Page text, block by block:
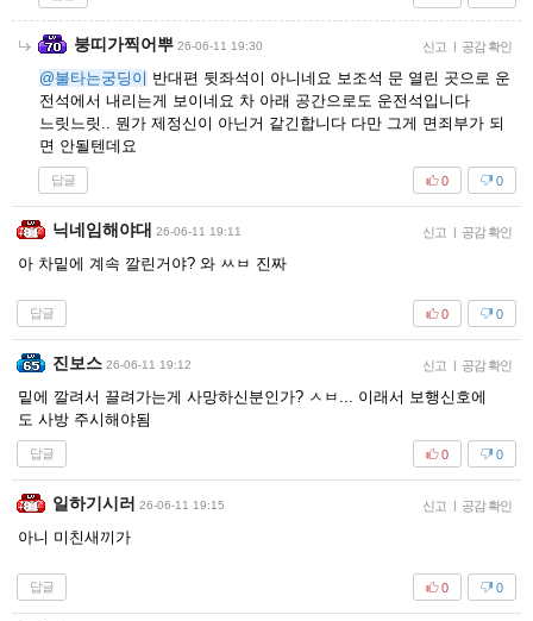
붕띠가찍어뿌 26-06-11 19:30 신고 | 공감 확인
@불타는궁딩이 반대편 뒷좌석이 아니네요 보조석 문 열린 곳으로 운
전석에서 내리는게 보이네요 차 아래 공간으로도 운전석입니다
느릿느릿.. 뭔가 제정신이 아닌거 같긴합니다 다만 그게 면죄부가 되
면 안될텐데요
답글 0
0
닉네임해야대 26-06-11 19:11 신고 | 공감 확인
아 차밑에 계속 깔린거야? 와 ㅆㅂ 진짜
답글 0
0
진보스 26-06-11 19:12 신고 | 공감 확인
밑에 깔려서 끌려가는게 사망하신분인가? ㅅㅂ... 이래서 보행신호에
도 사방 주시해야됨
답글 0
0
일하기시러 26-06-11 19:15 신고 | 공감 확인
아니 미친새끼가
답글 0
0